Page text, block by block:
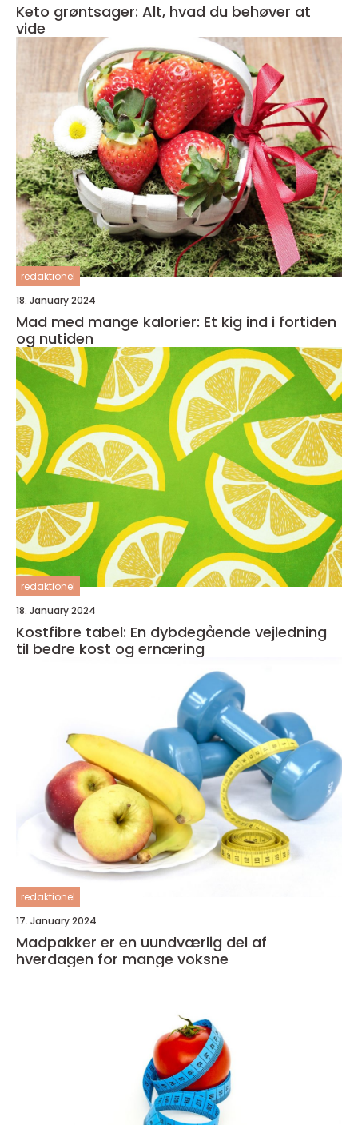
Keto grøntsager: Alt, hvad du behøver at
vide
redaktionel
18. January 2024
Mad med mange kalorier: Et kig ind i fortiden
og nutiden
redaktionel
18. January 2024
Kostfibre tabel: En dybdegående vejledning
til bedre kost og ernæring
redaktionel
17. January 2024
Madpakker er en uundværlig del af
hverdagen for mange voksne